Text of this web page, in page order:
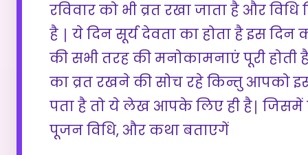
रविवार को भी व्रत रखा जाता है और
है ∣ ये दिन सूर्य देवता का होता है इस दिन
की सभी तरह की मनोकामनाएं पूरी होती
का व्रत रखने की सोच रहे किन्तु आपको
पता है तो ये लेख आपके लिए ही है∣ जिसमें
पूजन विधि, और कथा बताएगें